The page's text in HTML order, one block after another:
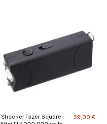
Shocker Tazer Square
39,00 €